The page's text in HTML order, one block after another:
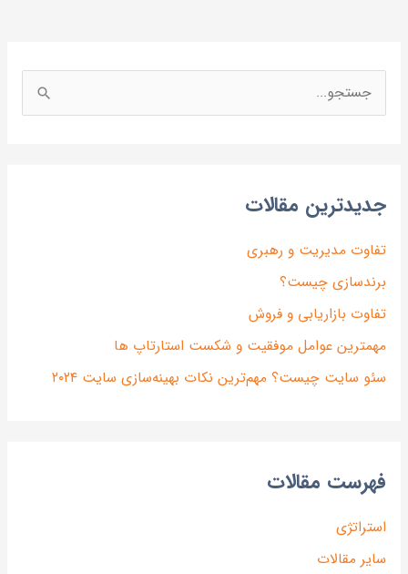
مقالات
مدیریت و رهبری
چیست؟
بازاریابی و فروش
عوامل موفقیت و شکست استارتاپ ها
سایت چیست؟ مهم‌ترین نکات بهینه‌سازی سایت ۲۰۲۴
مقالات
مقالات